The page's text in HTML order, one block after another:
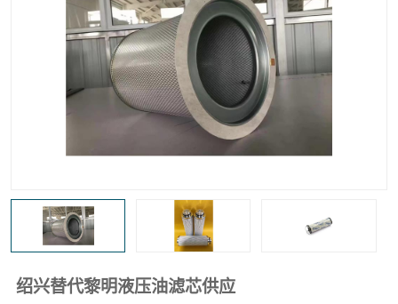
绍兴替代黎明液压油滤芯供应
化工盐酸气聚结器 耐腐蚀除雾器滤芯